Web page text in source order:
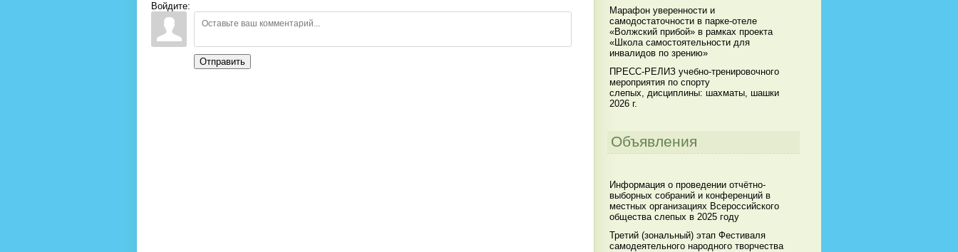
Войдите:
Отправить
Марафон уверенности и
самодостаточности в парке-отеле
«Волжский прибой» в рамках проекта
«Школа самостоятельности для
инвалидов по зрению»
ПРЕСС-РЕЛИЗ учебно-тренировочного
мероприятия по спорту
слепых, дисциплины: шахматы, шашки
2026 г.
Объявления
Информация о проведении отчётно-
выборных собраний и конференций в
местных организациях Всероссийского
общества слепых в 2025 году
Третий (зональный) этап Фестиваля
самодеятельного народного творчества